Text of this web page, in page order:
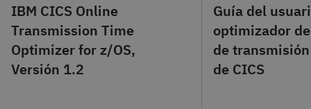
IBM CICS Online
Transmission Time
Optimizer for z/OS,
Versión 1.2
Guía del
optimizador
de
de CICS